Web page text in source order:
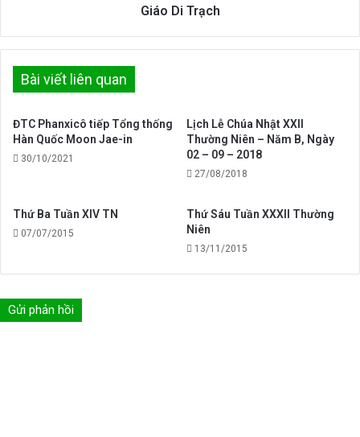
Giáo Di Trạch
Bài viết liên quan
ĐTC Phanxicô tiếp Tổng thống
Hàn Quốc Moon Jae-in
30/10/2021
Lịch Lễ Chúa Nhật XXII
Thường Niên – Năm B, Ngày
02 – 09 – 2018
27/08/2018
Thứ Ba Tuần XIV TN
07/07/2015
Thứ Sáu Tuần XXXII Thường
Niên
13/11/2015
Gửi phản hồi